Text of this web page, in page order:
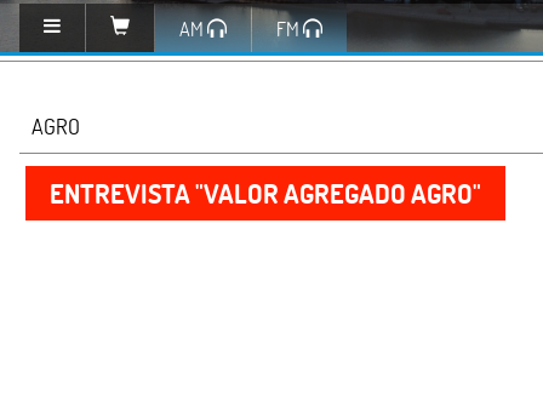
AM FM
AGRO
ENTREVISTA "VALOR AGREGADO AGRO"